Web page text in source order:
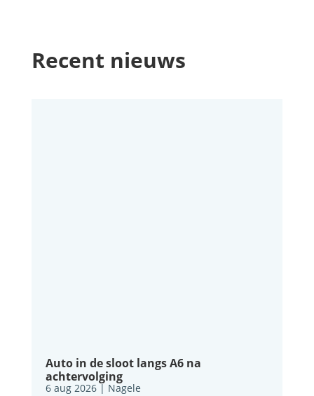
Recent nieuws
Auto in de sloot langs A6 na
achtervolging
6 aug 2026| Nagele